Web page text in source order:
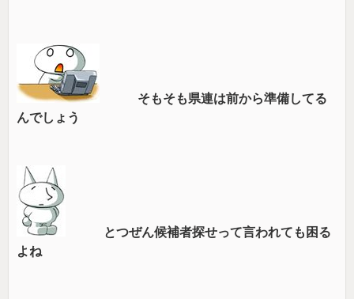
そもそも県連は前から準備してる
んでしょう
とつぜん候補者探せって言われても困る
よね